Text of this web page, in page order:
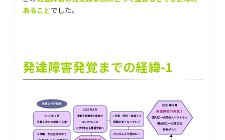
あることでした。
発達障害発覚までの経緯-1